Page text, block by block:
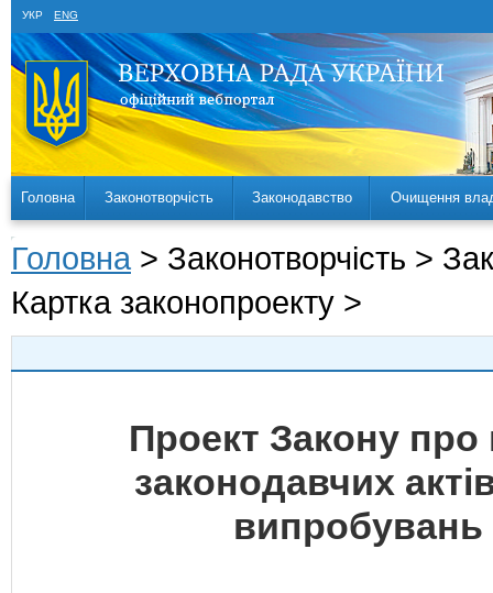
УКР ENG
Головна Законотворчість Законодавство Очищення
Головна > Законотворчість >
Картка законопроекту >
Проект Закону про
законодавчих
випробувань